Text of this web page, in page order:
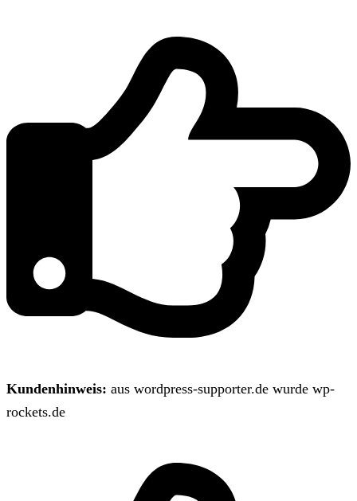
Kundenhinweis: aus wordpress-supporter.de wurde wp-
rockets.de